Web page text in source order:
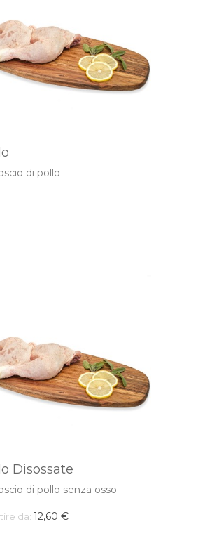
di pollo
Disossate
di pollo senza osso
da: 12,60 €